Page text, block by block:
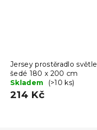
Jersey prostěradlo světle
šedé 180 x 200 cm
Skladem
(>10 ks)
214 Kč